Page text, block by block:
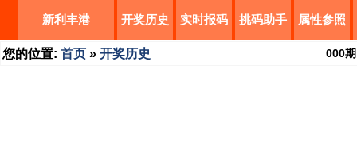
新利丰港 开奖历史 实时报码 挑码助手 属性参照
您的位置: 首页 » 开奖历史 000期